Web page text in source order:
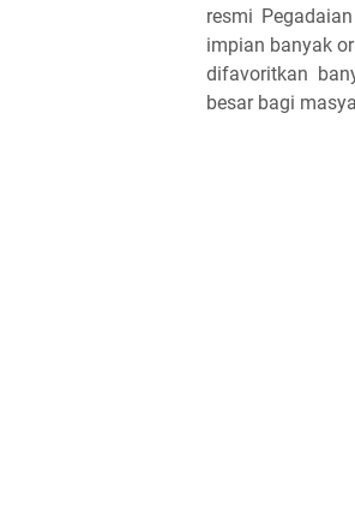
resmi
impian banyak
difavoritkan
besar bagi